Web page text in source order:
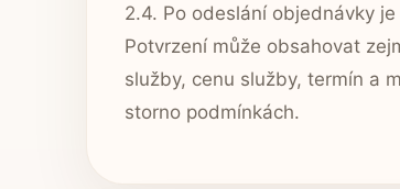
2.4. Po odeslání objednávky
Potvrzení může obsahovat
služby, cenu služby, termín a
storno podmínkách.